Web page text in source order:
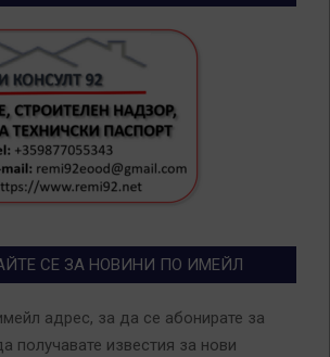
СЕ ЗА НОВИНИ ПО ИМЕЙЛ
адрес, за да се абонирате за
получавате известия за нови